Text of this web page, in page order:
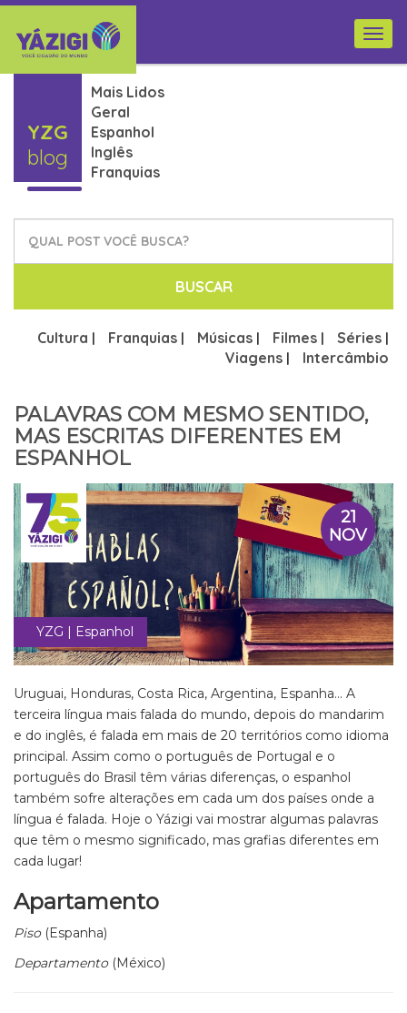
YZG
blog
Mais Lidos
Geral
Espanhol
Inglês
Franquias
BUSCAR
Cultura | Franquias | Músicas | Filmes | Séries |
Viagens | Intercâmbio
PALAVRAS COM MESMO SENTIDO,
MAS ESCRITAS DIFERENTES EM
ESPANHOL
YZG | Espanhol
21
NOV
Uruguai, Honduras, Costa Rica, Argentina, Espanha... A
terceira língua mais falada do mundo, depois do mandarim
e do inglês, é falada em mais de 20 territórios como idioma
principal. Assim como o português de Portugal e o
português do Brasil têm várias diferenças, o espanhol
também sofre alterações em cada um dos países onde a
língua é falada. Hoje o Yázigi vai mostrar algumas palavras
que têm o mesmo significado, mas grafias diferentes em
cada lugar!
Apartamento
Piso (Espanha)
Departamento (México)